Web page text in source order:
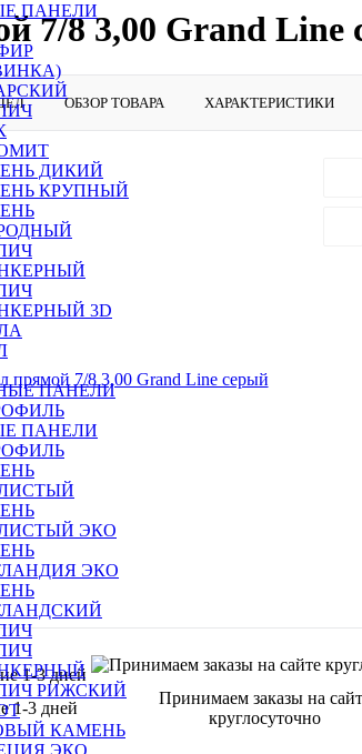
ПАНЕЛИ
ДИКИЙ
КРУПНЫЙ
3D
ПАНЕЛИ
ЭКО
ЭКО
РИЖСКИЙ
КАМЕНЬ
ЭКО
7/8 3,00 Grand Line
ОБЗОР ТОВАРА ХАРАКТЕРИСТИКИ
1-3 дней
Принимаем заказы на
круглосуточно